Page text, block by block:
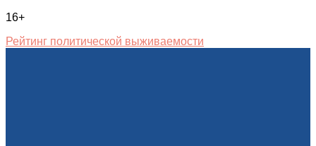
16+
Рейтинг политической выживаемости